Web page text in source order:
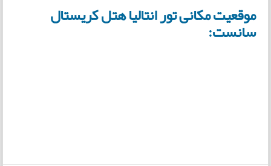
موقعیت مکانی تور انتالیا هتل کریستال
سانست: